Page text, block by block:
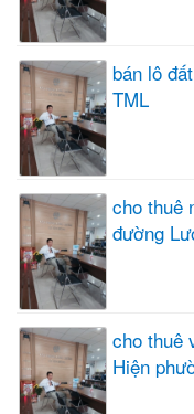
bán lô
TML
cho thuê
đường
cho thuê
Hiện